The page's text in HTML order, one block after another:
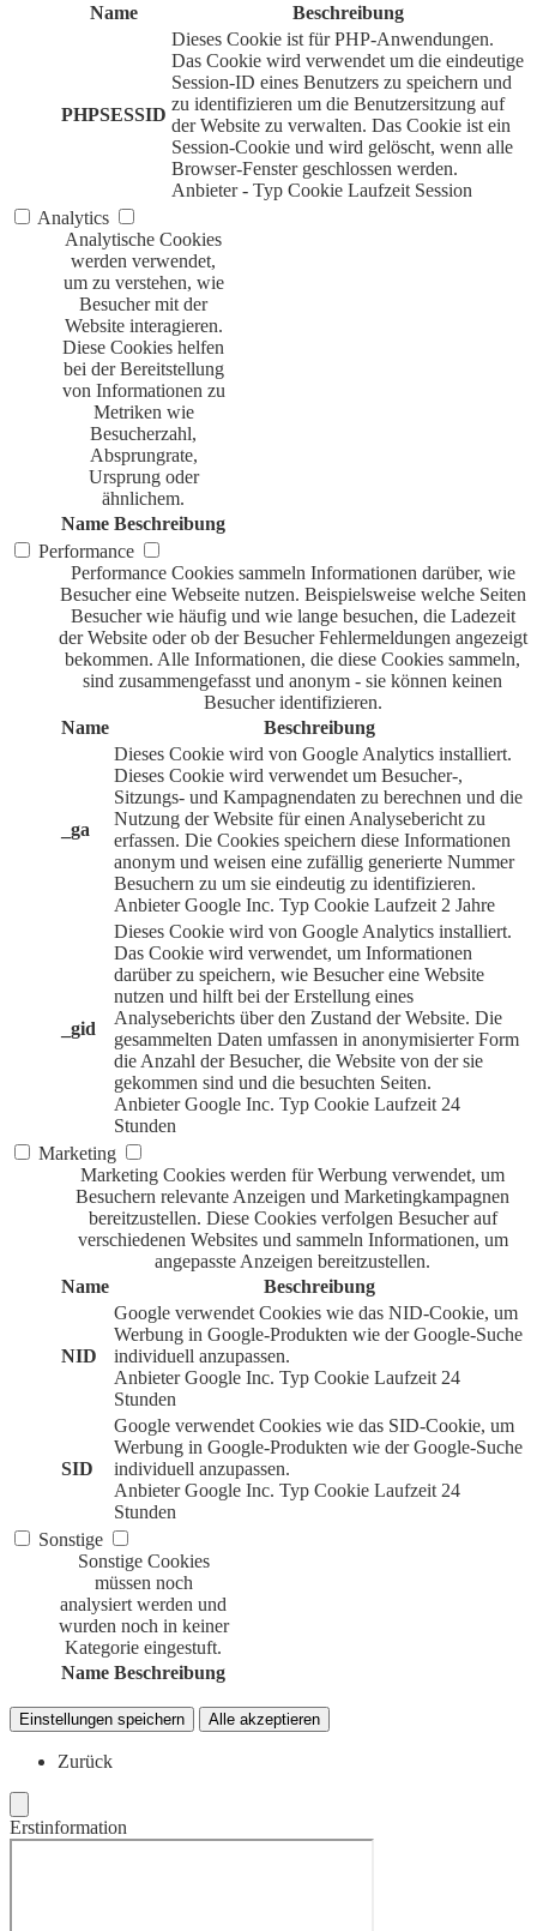
Name
Beschreibung
PHPSESSID
Dieses Cookie ist für PHP-Anwendungen.
Das Cookie wird verwendet um die eindeutige
Session-ID eines Benutzers zu speichern und
zu identifizieren um die Benutzersitzung auf
der Website zu verwalten. Das Cookie ist ein
Session-Cookie und wird gelöscht, wenn alle
Browser-Fenster geschlossen werden.
Anbieter - Typ Cookie Laufzeit Session
Analytics
Analytische Cookies
werden verwendet,
um zu verstehen, wie
Besucher mit der
Website interagieren.
Diese Cookies helfen
bei der Bereitstellung
von Informationen zu
Metriken wie
Besucherzahl,
Absprungrate,
Ursprung oder
ähnlichem.
Name Beschreibung
Performance
Performance Cookies sammeln Informationen darüber, wie
Besucher eine Webseite nutzen. Beispielsweise welche Seiten
Besucher wie häufig und wie lange besuchen, die Ladezeit
der Website oder ob der Besucher Fehlermeldungen angezeigt
bekommen. Alle Informationen, die diese Cookies sammeln,
sind zusammengefasst und anonym - sie können keinen
Besucher identifizieren.
Name
Beschreibung
_ga
Dieses Cookie wird von Google Analytics installiert.
Dieses Cookie wird verwendet um Besucher-,
Sitzungs- und Kampagnendaten zu berechnen und die
Nutzung der Website für einen Analysebericht zu
erfassen. Die Cookies speichern diese Informationen
anonym und weisen eine zufällig generierte Nummer
Besuchern zu um sie eindeutig zu identifizieren.
Anbieter Google Inc. Typ Cookie Laufzeit 2 Jahre
_gid
Dieses Cookie wird von Google Analytics installiert.
Das Cookie wird verwendet, um Informationen
darüber zu speichern, wie Besucher eine Website
nutzen und hilft bei der Erstellung eines
Analyseberichts über den Zustand der Website. Die
gesammelten Daten umfassen in anonymisierter Form
die Anzahl der Besucher, die Website von der sie
gekommen sind und die besuchten Seiten.
Anbieter Google Inc. Typ Cookie Laufzeit 24
Stunden
Marketing
Marketing Cookies werden für Werbung verwendet, um
Besuchern relevante Anzeigen und Marketingkampagnen
bereitzustellen. Diese Cookies verfolgen Besucher auf
verschiedenen Websites und sammeln Informationen, um
angepasste Anzeigen bereitzustellen.
Name
Beschreibung
NID
Google verwendet Cookies wie das NID-Cookie, um
Werbung in Google-Produkten wie der Google-Suche
individuell anzupassen.
Anbieter Google Inc. Typ Cookie Laufzeit 24
Stunden
SID
Google verwendet Cookies wie das SID-Cookie, um
Werbung in Google-Produkten wie der Google-Suche
individuell anzupassen.
Anbieter Google Inc. Typ Cookie Laufzeit 24
Stunden
Sonstige
Sonstige Cookies
müssen noch
analysiert werden und
wurden noch in keiner
Kategorie eingestuft.
Name Beschreibung
Einstellungen speichern Alle akzeptieren
Zurück
Erstinformation